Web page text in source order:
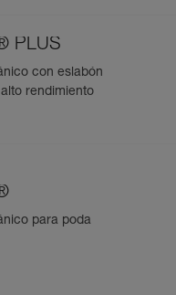
PLUS
con eslabón
rendimiento
para poda